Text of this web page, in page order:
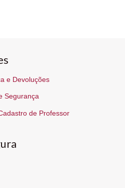
e Devoluções
Segurança
de Professor